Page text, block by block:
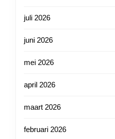
juli 2026
juni 2026
mei 2026
april 2026
maart 2026
februari 2026